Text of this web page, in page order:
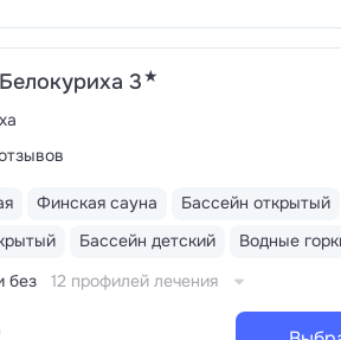
3★
Финская сауна
Бассейн открытый
Бассейн детский Водные
без
12 профилей лечения